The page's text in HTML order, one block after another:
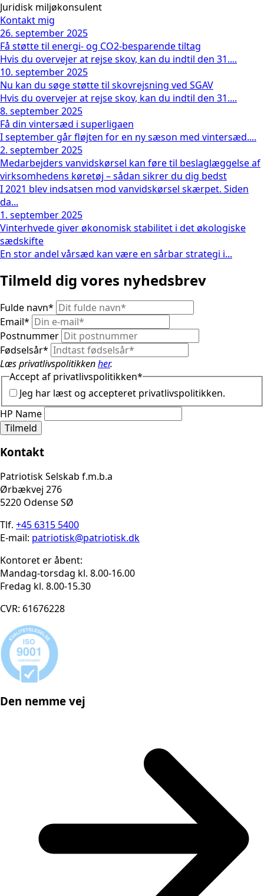
Juridisk miljøkonsulent
Kontakt mig
26. september 2025
Få støtte til energi- og CO2-besparende tiltag
Hvis du overvejer at rejse skov, kan du indtil den 31....
10. september 2025
Nu kan du søge støtte til skovrejsning ved SGAV
Hvis du overvejer at rejse skov, kan du indtil den 31....
8. september 2025
Få din vintersæd i superligaen
I september går fløjten for en ny sæson med vintersæd....
2. september 2025
Medarbejders vanvidskørsel kan føre til beslaglæggelse af
virksomhedens køretøj – sådan sikrer du dig bedst
I 2021 blev indsatsen mod vanvidskørsel skærpet. Siden
da...
1. september 2025
Vinterhvede giver økonomisk stabilitet i det økologiske
sædskifte
En stor andel vårsæd kan være en sårbar strategi i...
Tilmeld dig vores nyhedsbrev
Fulde navn*
Email*
Postnummer
Fødselsår*
Læs privatlivspolitikkenher.
Accept af privatlivspolitikken*
Jeg har læst og accepteret privatlivspolitikken.
HP Name
Tilmeld
Kontakt
Patriotisk Selskab f.m.b.a
Ørbækvej 276
5220 Odense SØ
Tlf. +45 6315 5400
E-mail: patriotisk@patriotisk.dk
Kontoret er åbent:
Mandag-torsdag kl. 8.00-16.00
Fredag kl. 8.00-15.30
CVR: 61676228
Den nemme vej